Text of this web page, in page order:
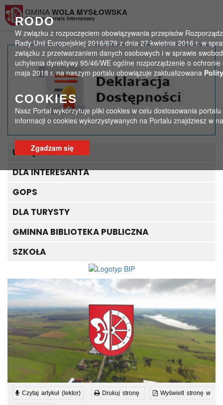
RODO
W związku z rozpoczęciem obowiązywania przepisów
Rady Unii Europejskiej 2016/679 z dnia 27 kwietnia 2016 r. w
związku z przetwarzaniem danych osobowych i w sprawie
uchylenia dyrektywy 95/46/WE ogólne rozporządzenie o
maja 2018 r. na naszym portalu obowiązuje zaktualizowana
COOKIES
Nasz Portal wykorzytuje pliki cookies w celu dostosowania
informacji o cookies wykorzystywanych na Portalu znajdziesz w
Zgadzam się
GMINA WOLA MYSŁOWSKA
Oficjalny Serwis Internetowy
LGD ogłasza nabór
wniosków!
Strona główna > Ogłoszenia > LGD ogłasza nabór wniosków!
URZĄD GMINY
DLA INTERESANTA
GOPS
DLA TURYSTY
GMINNA BIBLIOTEKA PUBLICZNA
SZKOŁA
Czytaj artykuł (lektor) Drukuj stronę Wyświetl stronę w